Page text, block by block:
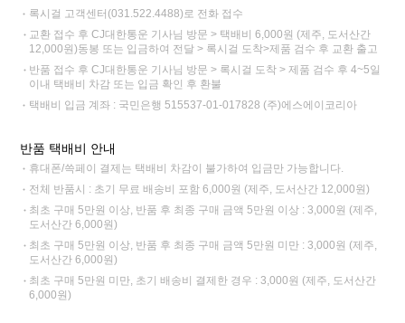
록시걸 고객센터(031.522.4488)로 전화 접수
교환 접수 후 CJ대한통운 기사님 방문 > 택배비 6,000원 (제주, 도서산간
12,000원)동봉 또는 입금하여 전달 > 록시걸 도착>제품 검수 후 교환 출고
반품 접수 후 CJ대한통운 기사님 방문 > 록시걸 도착 > 제품 검수 후 4~5일
이내 택배비 차감 또는 입금 확인 후 환불
택배비 입금 계좌 : 국민은행 515537-01-017828 (주)에스에이코리아
반품 택배비 안내
휴대폰/쓱페이 결제는 택배비 차감이 불가하여 입금만 가능합니다.
전체 반품시 : 초기 무료 배송비 포함 6,000원 (제주, 도서산간 12,000원)
최초 구매 5만원 이상, 반품 후 최종 구매 금액 5만원 이상 : 3,000원 (제주,
도서산간 6,000원)
최초 구매 5만원 이상, 반품 후 최종 구매 금액 5만원 미만 : 3,000원 (제주,
도서산간 6,000원)
최초 구매 5만원 미만, 초기 배송비 결제한 경우 : 3,000원 (제주, 도서산간
6,000원)